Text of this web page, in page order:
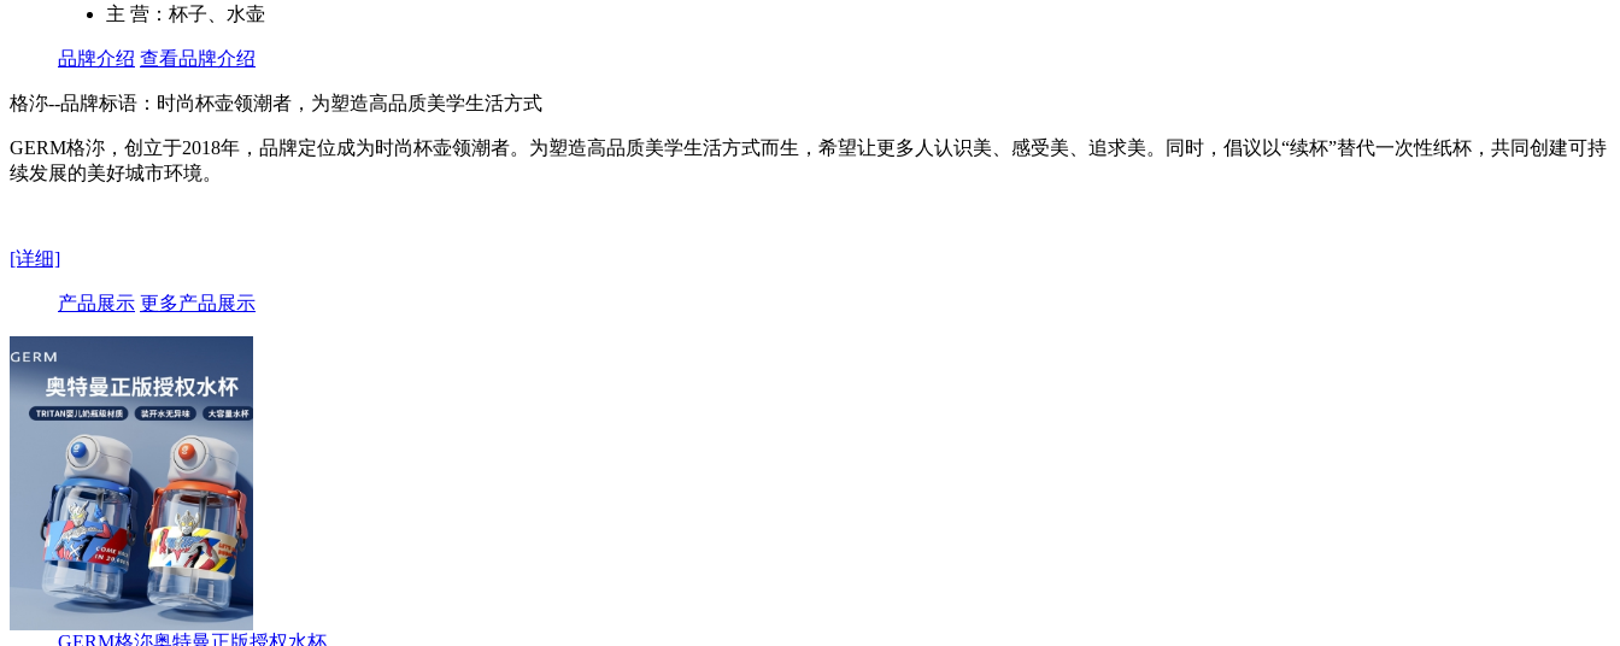
主 营：杯子、水壶
品牌介绍 查看品牌介绍
格沵--品牌标语： 时尚杯壶领潮者，为塑造高品质美学生活方式
GERM格沵，创立于2018年，品牌定位成为时尚杯壶领潮者。为塑造高品质美学生活方式而生，希望让更多人认识美、感受美、追求美。同时，倡议以“续杯”替代一次性纸杯，共同创建可持
续发展的美好城市环境。
[详细]
产品展示 更多产品展示
GERM格沵奥特曼正版授权水杯